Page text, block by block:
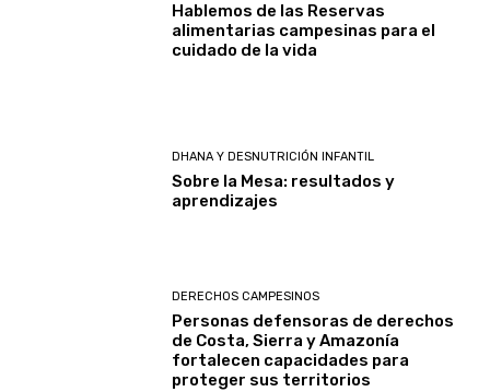
Hablemos de las Reservas
alimentarias campesinas para el
cuidado de la vida
DHANA Y DESNUTRICIÓN INFANTIL
Sobre la Mesa: resultados y
aprendizajes
DERECHOS CAMPESINOS
Personas defensoras de derechos
de Costa, Sierra y Amazonía
fortalecen capacidades para
proteger sus territorios